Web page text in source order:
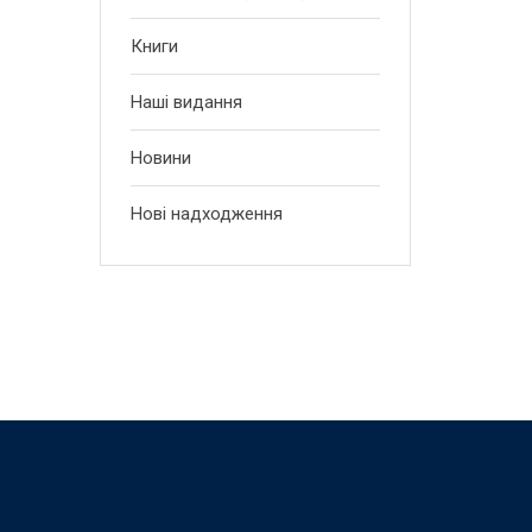
Книги
Наші видання
Новини
Нові надходження